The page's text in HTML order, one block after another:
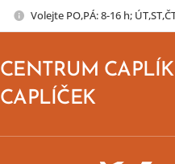
Volejte PO,PÁ: 8-16 h;
CENTRUM
CAPLÍČEK